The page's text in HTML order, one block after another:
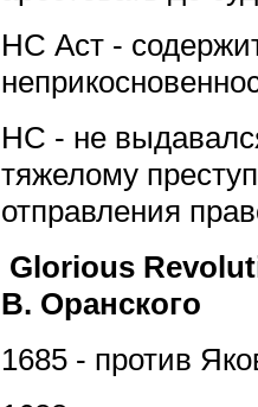
НС Аст -
НС - не
тяжелому
отправления
Glorious
В. Оранского
1685 - против